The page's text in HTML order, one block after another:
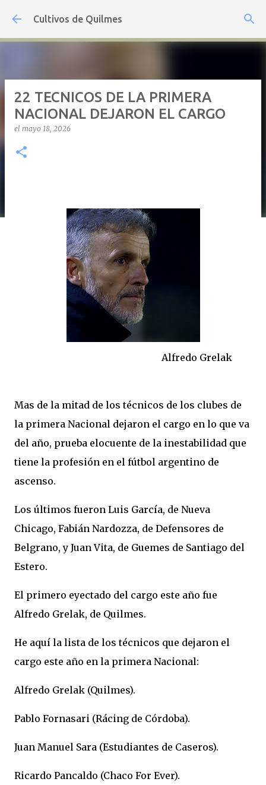
Ir al contenido principal
Cultivos de Quilmes
22 TECNICOS DE LA PRIMERA
NACIONAL DEJARON EL CARGO
el mayo 18, 2026
Alfredo Grelak
Mas de la mitad de los técnicos de los clubes de
la primera Nacional dejaron el cargo en lo que va
del año, prueba elocuente de la inestabilidad que
tiene la profesión en el fútbol argentino de
ascenso.
Los últimos fueron Luis García, de Nueva
Chicago, Fabián Nardozza, de Defensores de
Belgrano, y Juan Vita, de Guemes de Santiago del
Estero.
El primero eyectado del cargo este año fue
Alfredo Grelak, de Quilmes.
He aquí la lista de los técnicos que dejaron el
cargo este año en la primera Nacional:
Alfredo Grelak (Quilmes).
Pablo Fornasari (Rácing de Córdoba).
Juan Manuel Sara (Estudiantes de Caseros).
Ricardo Pancaldo (Chaco For Ever).